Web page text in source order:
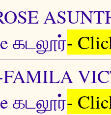
கடலூர்-
FAMILA
கடலூர்-